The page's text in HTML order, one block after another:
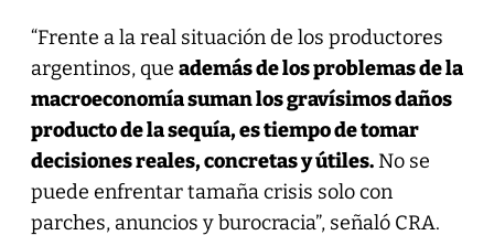
“Frente a la real situación de los productores
argentinos, que además de los problemas de la
macroeconomía suman los gravísimos daños
producto de la sequía, es tiempo de tomar
decisiones reales, concretas y útiles.No se
puede enfrentar tamaña crisis solo con
parches, anuncios y burocracia”, señaló CRA.